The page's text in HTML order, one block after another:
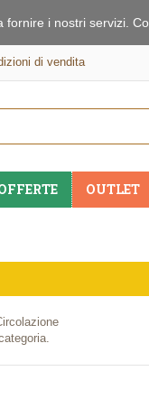
fornire i nostri servizi.
di vendita
OUTLET